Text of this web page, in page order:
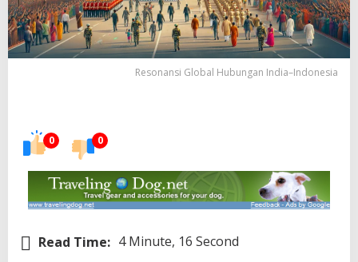
Resonansi Global Hubungan India–Indonesia
0 0
Read Time: 4 Minute, 16 Second